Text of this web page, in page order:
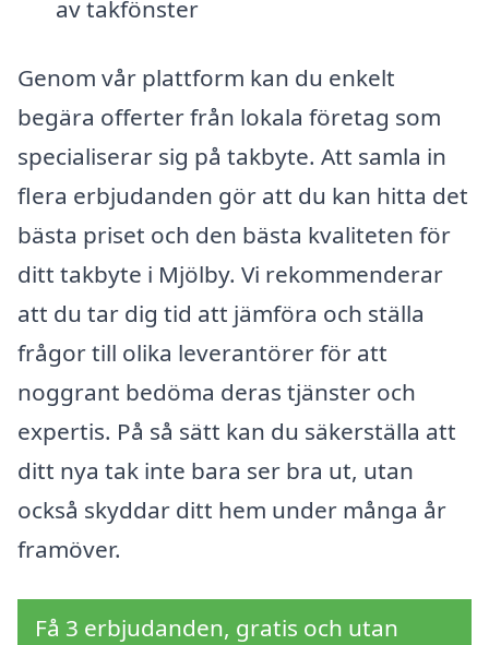
av takfönster
Genom vår plattform kan du enkelt
begära offerter från lokala företag som
specialiserar sig på takbyte. Att samla in
flera erbjudanden gör att du kan hitta det
bästa priset och den bästa kvaliteten för
ditt takbyte i Mjölby. Vi rekommenderar
att du tar dig tid att jämföra och ställa
frågor till olika leverantörer för att
noggrant bedöma deras tjänster och
expertis. På så sätt kan du säkerställa att
ditt nya tak inte bara ser bra ut, utan
också skyddar ditt hem under många år
framöver.
Få 3 erbjudanden, gratis och utan